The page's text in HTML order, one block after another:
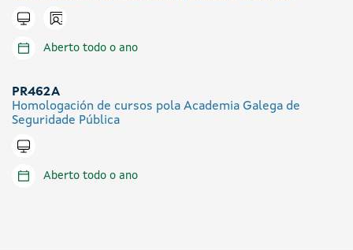
Tramitar en liña
Icono presencial
Aberto todo o ano
PR462A
Homologación de cursos pola Academia Galega de
Seguridade Pública
Tramitar en liña
Aberto todo o ano